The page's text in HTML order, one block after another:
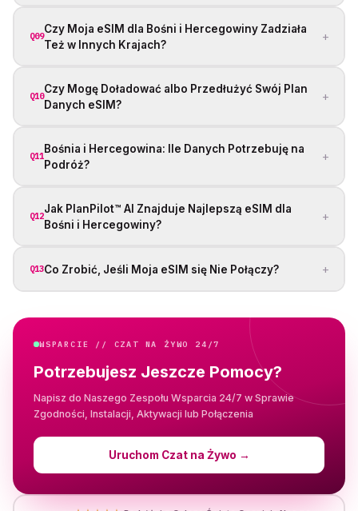
Q09
Czy Moja eSIM dla Bośni i Hercegowiny Zadziała
Też w Innych Krajach?
+
Q10
Czy Mogę Doładować albo Przedłużyć Swój Plan
Danych eSIM?
+
Q11
Bośnia i Hercegowina: Ile Danych Potrzebuję na
Podróż?
+
Q12
Jak PlanPilot™ AI Znajduje Najlepszą eSIM dla
Bośni i Hercegowiny?
+
Q13Co Zrobić, Jeśli Moja eSIM się Nie Połączy? +
WSPARCIE // CZAT NA ŻYWO 24/7
Potrzebujesz Jeszcze Pomocy?
Napisz do Naszego Zespołu Wsparcia 24/7 w Sprawie
Zgodności, Instalacji, Aktywacji lub Połączenia
Uruchom Czat na Żywo →